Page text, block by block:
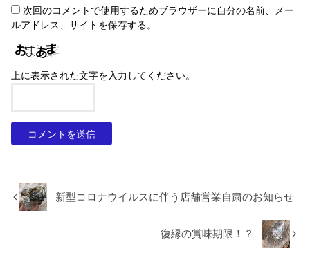
次回のコメントで使用するためブラウザーに自分の名前、メー
ルアドレス、サイトを保存する。
上に表示された文字を入力してください。
新型コロナウイルスに伴う店舗営業自粛のお知らせ
復縁の賞味期限！？